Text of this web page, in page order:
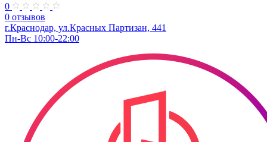
0
0 отзывов
г.Краснодар, ул.Красных Партизан, 441
Пн-Вс 10:00-22:00